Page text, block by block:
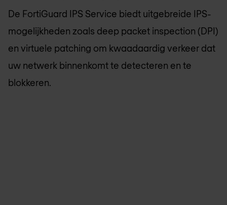
De FortiGuard IPS Service biedt uitgebreide IPS-
mogelijkheden zoals deep packet inspection (DPI)
en virtuele patching om kwaadaardig verkeer dat
uw netwerk binnenkomt te detecteren en te
blokkeren.